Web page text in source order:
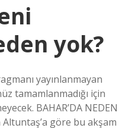
yok?
yayınlanmayan
tamamlanmadığı için
BAHAR’DA NEDEN
Altuntaş’a göre bu akşam